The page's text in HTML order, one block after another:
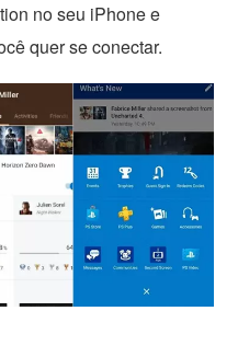
no seu iPhone e
quer se conectar.